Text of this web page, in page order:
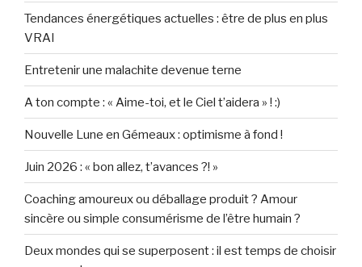
Tendances énergétiques actuelles : être de plus en plus
VRAI
Entretenir une malachite devenue terne
A ton compte : « Aime-toi, et le Ciel t’aidera » ! :)
Nouvelle Lune en Gémeaux : optimisme à fond !
Juin 2026 : « bon allez, t’avances ?! »
Coaching amoureux ou déballage produit ? Amour
sincère ou simple consumérisme de l’être humain ?
Deux mondes qui se superposent : il est temps de choisir